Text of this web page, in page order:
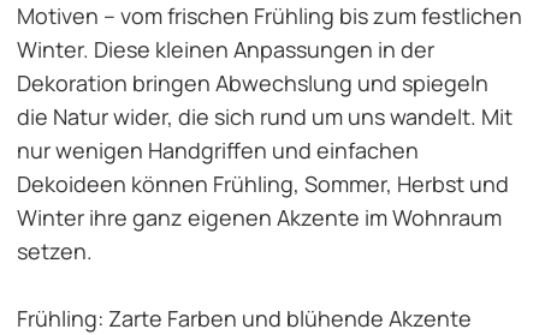
Motiven – vom frischen Frühling bis zum festlichen
Winter. Diese kleinen Anpassungen in der
Dekoration bringen Abwechslung und spiegeln
die Natur wider, die sich rund um uns wandelt. Mit
nur wenigen Handgriffen und einfachen
Dekoideen können Frühling, Sommer, Herbst und
Winter ihre ganz eigenen Akzente im Wohnraum
setzen.
Frühling: Zarte Farben und blühende Akzente